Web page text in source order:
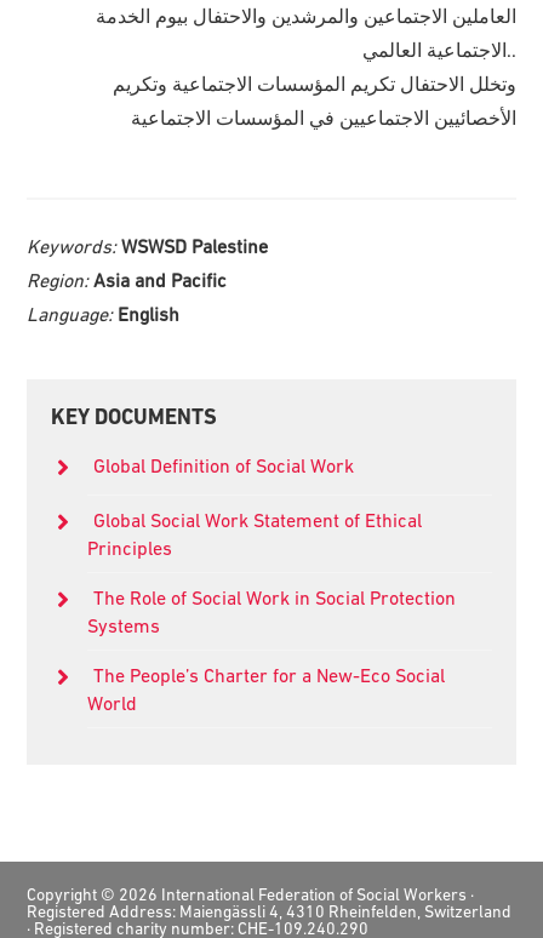
العاملين الاجتماعين والمرشدين والاحتفال بيوم الخدمة
الاجتماعية العالمي..
وتخلل الاحتفال تكريم المؤسسات الاجتماعية وتكريم
الأخصائيين الاجتماعيين في المؤسسات الاجتماعية
Keywords:WSWSD Palestine
Region:Asia and Pacific
Language: English
Primary
KEY DOCUMENTS
Global Definition of Social Work
Global Social Work Statement of Ethical
Principles
The Role of Social Work in Social Protection
Systems
The People’s Charter for a New-Eco Social
World
Footer
Copyright © 2026 International Federation of Social Workers ·
Registered Address: Maiengässli 4, 4310 Rheinfelden, Switzerland
· Registered charity number: CHE-109.240.290